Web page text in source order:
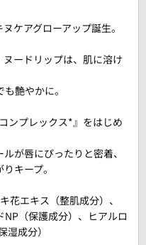
ケアグローアップ誕生。
ードリップは、肌に溶け
艶やかに。
ンプレックス*』をはじめ
が唇にぴったりと密着、
キープ。
花エキス（整肌成分）、
（保護成分）、ヒアルロ
成分）